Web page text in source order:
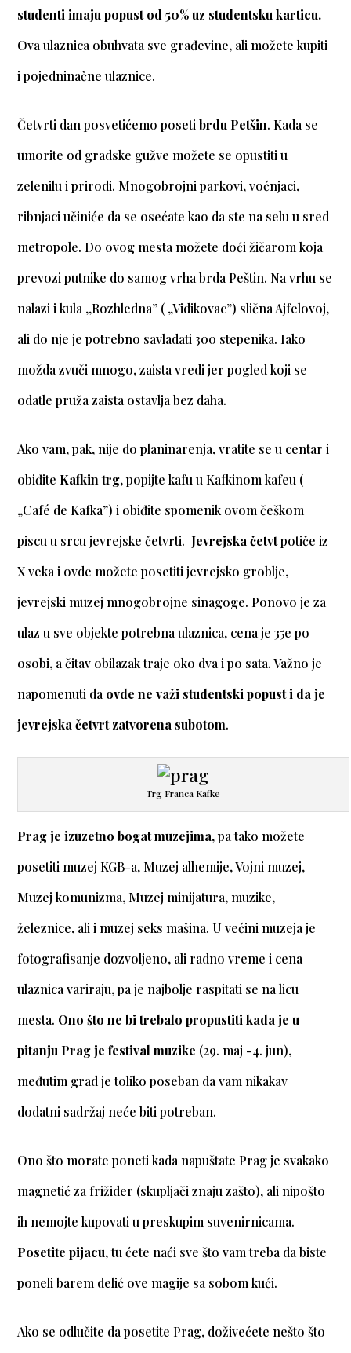
studenti imaju popust od 50% uz studentsku karticu.
Ova ulaznica obuhvata sve građevine, ali možete kupiti
i pojedninačne ulaznice.
Četvrti dan posvetićemo posetibrdu Petšin. Kada se
umorite od gradske gužve možete se opustiti u
zelenilu i prirodi. Mnogobrojni parkovi, voćnjaci,
ribnjaci učiniće da se osećate kao da ste na selu u sred
metropole. Do ovog mesta možete doći žičarom koja
prevozi putnike do samog vrha brda Peštin. Na vrhu se
nalazi i kula ,,Rozhledna” ( „Vidikovac”) slična Ajfelovoj,
ali do nje je potrebno savladati 300 stepenika. Iako
možda zvuči mnogo, zaista vredi jer pogled koji se
odatle pruža zaista ostavlja bez daha.
Ako vam, pak, nije do planinarenja, vratite se u centar i
obiđite Kafkin trg, popijte kafu u Kafkinom kafeu (
„Café de Kafka”) i obiđite spomenik ovom češkom
piscu u srcu jevrejske četvrti. Jevrejska četvtpotiče iz
X veka i ovde možete posetiti jevrejsko groblje,
jevrejski muzej mnogobrojne sinagoge. Ponovo je za
ulaz u sve objekte potrebna ulaznica, cena je 35e po
osobi, a čitav obilazak traje oko dva i po sata. Važno je
napomenuti da ovde ne važi studentski popust i da je
jevrejska četvrt zatvorena subotom.
Trg Franca Kafke
Prag je izuzetno bogat muzejima, pa tako možete
posetiti muzej KGB-a, Muzej alhemije, Vojni muzej,
Muzej komunizma, Muzej minijatura, muzike,
železnice, ali i muzej seks mašina. U većini muzeja je
fotografisanje dozvoljeno, ali radno vreme i cena
ulaznica variraju, pa je najbolje raspitati se na licu
mesta. Ono što ne bi trebalo propustiti kada je u
pitanju Prag je festival muzike (29. maj -4. jun),
međutim grad je toliko poseban da vam nikakav
dodatni sadržaj neće biti potreban.
Ono što morate poneti kada napuštate Prag je svakako
magnetić za frižider (skupljači znaju zašto), ali nipošto
ih nemojte kupovati u preskupim suvenirnicama.
Posetite pijacu, tu ćete naći sve što vam treba da biste
poneli barem delić ove magije sa sobom kući.
Ako se odlučite da posetite Prag, doživećete nešto što